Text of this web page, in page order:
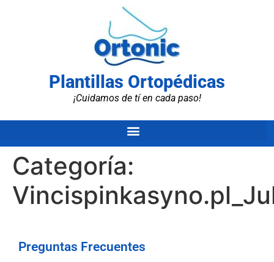
Plantillas Ortopédicas
¡Cuidamos de tí en cada paso!
Categoría:
Preguntas Frecuentes